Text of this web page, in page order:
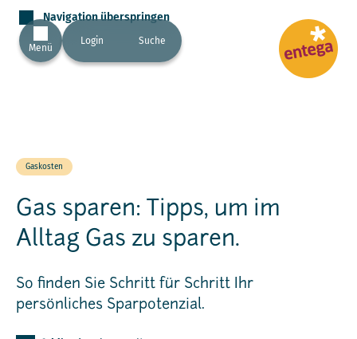
Navigation überspringen
Menü
Login Suche
Gaskosten
Gas sparen: Tipps, um im
Alltag Gas zu sparen.
So finden Sie Schritt für Schritt Ihr
persönliches Sparpotenzial.